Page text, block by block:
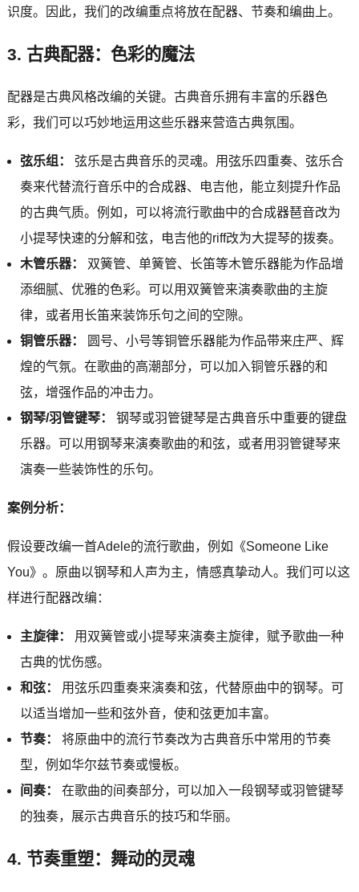
识度。因此，我们的改编重点将放在配器、节奏和编曲上。
3. 古典配器：色彩的魔法
配器是古典风格改编的关键。古典音乐拥有丰富的乐器色
彩，我们可以巧妙地运用这些乐器来营造古典氛围。
弦乐组：
弦乐是古典音乐的灵魂。用弦乐四重奏、弦乐合
奏来代替流行音乐中的合成器、电吉他，能立刻提升作品
的古典气质。例如，可以将流行歌曲中的合成器琶音改为
小提琴快速的分解和弦，电吉他的riff改为大提琴的拨奏。
木管乐器：
双簧管、单簧管、长笛等木管乐器能为作品增
添细腻、优雅的色彩。可以用双簧管来演奏歌曲的主旋
律，或者用长笛来装饰乐句之间的空隙。
铜管乐器：
圆号、小号等铜管乐器能为作品带来庄严、辉
煌的气氛。在歌曲的高潮部分，可以加入铜管乐器的和
弦，增强作品的冲击力。
钢琴/羽管键琴：
钢琴或羽管键琴是古典音乐中重要的键盘
乐器。可以用钢琴来演奏歌曲的和弦，或者用羽管键琴来
演奏一些装饰性的乐句。
案例分析：
假设要改编一首Adele的流行歌曲，例如《Someone Like
You》。原曲以钢琴和人声为主，情感真挚动人。我们可以这
样进行配器改编：
主旋律：
用双簧管或小提琴来演奏主旋律，赋予歌曲一种
古典的忧伤感。
和弦：
用弦乐四重奏来演奏和弦，代替原曲中的钢琴。可
以适当增加一些和弦外音，使和弦更加丰富。
节奏：
将原曲中的流行节奏改为古典音乐中常用的节奏
型，例如华尔兹节奏或慢板。
间奏：
在歌曲的间奏部分，可以加入一段钢琴或羽管键琴
的独奏，展示古典音乐的技巧和华丽。
4. 节奏重塑：舞动的灵魂